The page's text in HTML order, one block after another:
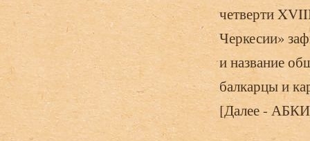
четверти
Черкесии»
и название
балкарцы и
[Далее -